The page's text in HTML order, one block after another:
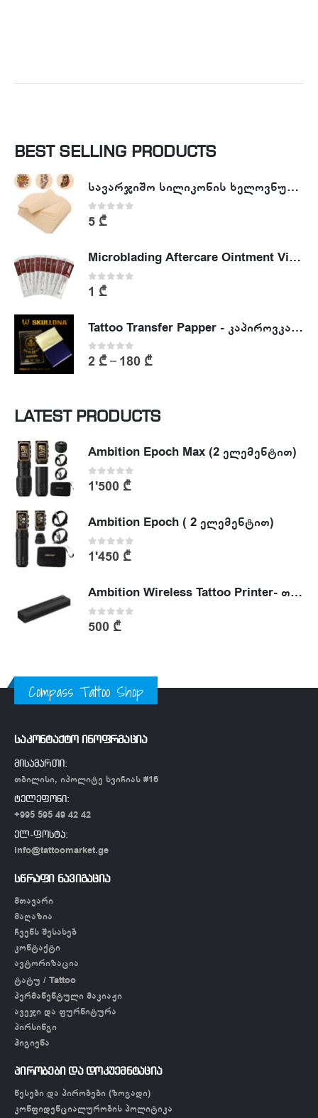
BEST SELLING PRODUCTS
სავარჯიშო სილიკონის ხელოვნური კანი - Tattoo Practike skin
0out of 5
5 ₾
Microblading Aftercare Ointment Vitamin A&D
0 out of 5
1 ₾
Tattoo Transfer Papper - კაპიროვკა - ტატუს ესკიზის კოპირების ქაღალდი
0out of 5
2 ₾– 180 ₾
LATEST PRODUCTS
Ambition Epoch Max (2 ელემენტით)
0out of 5
1'500 ₾
Ambition Epoch ( 2 ელემენტით)
0out of 5
1'450 ₾
Ambition Wireless Tattoo Printer- თერმული პრინტერი
0out of 5
500 ₾
Compass Tattoo Shop
საკონტაქტო ინოფრმაცია
მისამართი:
თბილისი, იპოლიტე ხვიჩიას #16
ტელეფონი:
+995 595 49 42 42
ელ-ფოსტა:
info@tattoomarket.ge
სწრაფი ნავიგაცია
მთავარი
მაღაზია
ჩვენს შესახებ
კონტაქტი
ავტორიზაცია
ტატუ / Tattoo
პერმანენტული მაკიაჟი
ავეჯი და ფურნიტურა
პირსინგი
ჰიგიენა
პირობები და დოკუემნტაცია
წესები და პირობები (ზოგადი)
კონფიდენციალურობის პოლიტიკა